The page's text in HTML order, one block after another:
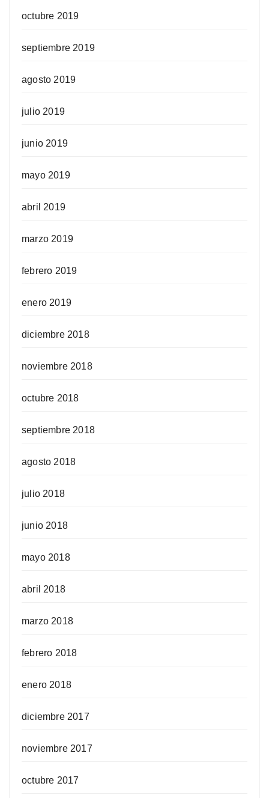
octubre 2019
septiembre 2019
agosto 2019
julio 2019
junio 2019
mayo 2019
abril 2019
marzo 2019
febrero 2019
enero 2019
diciembre 2018
noviembre 2018
octubre 2018
septiembre 2018
agosto 2018
julio 2018
junio 2018
mayo 2018
abril 2018
marzo 2018
febrero 2018
enero 2018
diciembre 2017
noviembre 2017
octubre 2017